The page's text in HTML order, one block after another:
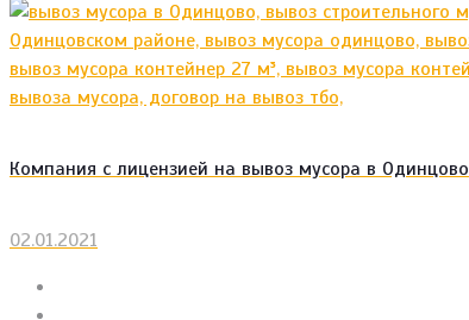
Компания с лицензией на вывоз мусора в Одинцово
02.01.2021